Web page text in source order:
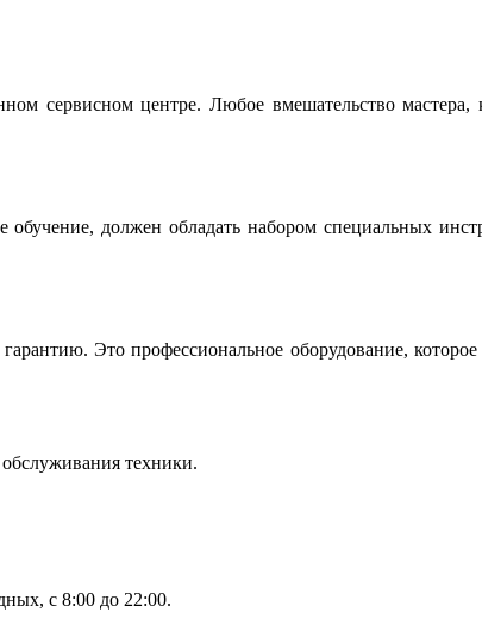
сервисном центре. Любое вмешательство мастера,
должен обладать набором специальных
Это профессиональное оборудование,
техники.
с 8:00 до 22:00.